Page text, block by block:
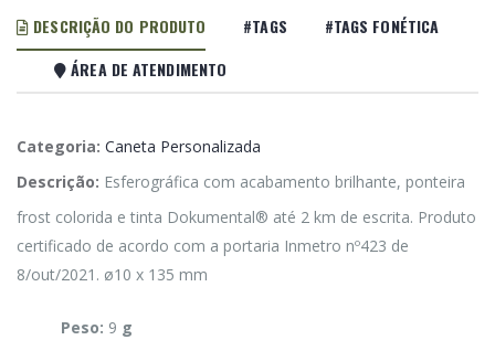
DESCRIÇÃO DO PRODUTO #TAGS
#TAGS FONÉTICA
ÁREA DE ATENDIMENTO
Categoria: Caneta Personalizada
Descrição: Esferográfica com acabamento brilhante, ponteira
frost colorida e tinta Dokumental® até 2 km de escrita. Produto
certificado de acordo com a portaria Inmetro nº423 de
8/out/2021. ø10 x 135 mm
Peso: 9 g